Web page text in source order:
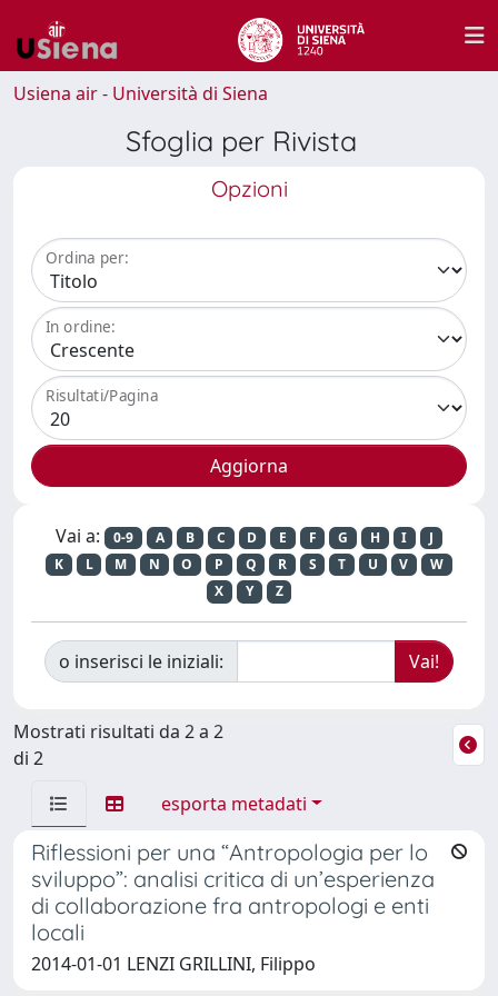
Usiena air - Università di Siena
Sfoglia per Rivista
Opzioni
Ordina per:
In ordine:
Risultati/Pagina
Vai a: 0-9 A B C D E F G H I
J
K
L M N O P Q R S T U V
W
X
Y Z
o inserisci le iniziali:
Mostrati risultati da 2 a 2
di 2
esporta metadati
Riflessioni per una “Antropologia per lo
sviluppo”: analisi critica di un’esperienza
di collaborazione fra antropologi e enti
locali
2014-01-01 LENZI GRILLINI, Filippo